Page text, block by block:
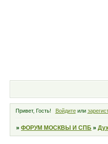
Привет, Гость! Войдитеили
»ФОРУМ МОСКВЫ И СПБ »